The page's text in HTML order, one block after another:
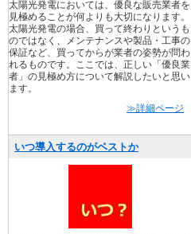
太陽光発電においては、優良な販売業者を
見極めることが何よりも大切になります。
太陽光発電の場合、買って終わりというも
のではなく、メンテナンスや製品・工事の
保証など、買ってからが業者の姿勢が問わ
れるものです。ここでは、正しい「優良業
者」の見極め方について解説したいと思い
ます。
≫詳細ページ
いつ導入するのがベストか